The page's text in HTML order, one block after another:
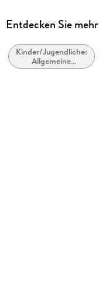
Reihe
Autor/Autorin
Bettina Göschl
Entdecken Sie mehr
Kinder/Jugendliche:
Allgemeine
Interessen: